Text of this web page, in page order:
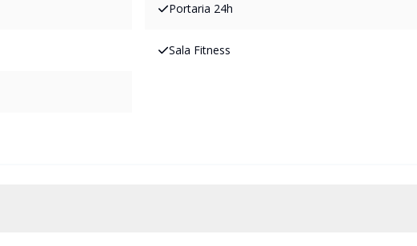
Portaria 24h
Sala Fitness